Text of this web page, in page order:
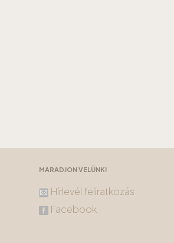
MARADJON VELÜNK!
Hírlevél feliratkozás
Facebook